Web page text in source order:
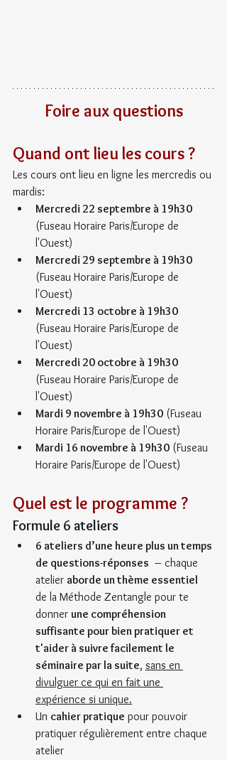
Foire aux questions
Quand ont lieu les cours ?
Les cours ont lieu en ligne les mercredis ou
mardis:
Mercredi 22 septembre à 19h30
(Fuseau Horaire Paris/Europe de
l'Ouest)
Mercredi 29 septembre à 19h30
(Fuseau Horaire Paris/Europe de
l'Ouest)
Mercredi 13 octobre à 19h30
(Fuseau Horaire Paris/Europe de
l'Ouest)
Mercredi 20 octobre à 19h30
(Fuseau Horaire Paris/Europe de
l'Ouest)
Mardi 9 novembre à 19h30 (Fuseau
Horaire Paris/Europe de l'Ouest)
Mardi 16 novembre à 19h30 (Fuseau
Horaire Paris/Europe de l'Ouest)
Quel est le programme ?
Formule 6 ateliers
6 ateliers d’une heure plus un temps
de questions-réponses
  – chaque
atelier aborde un thème essentiel
de la Méthode Zentangle pour te
donner une compréhension
suffisante pour bien pratiquer et
t'aider à suivre facilement le
séminaire par la suite, sans en
divulguer ce qui en fait une
expérience si unique.
Un cahier pratique pour pouvoir
pratiquer régulièrement entre chaque
atelier